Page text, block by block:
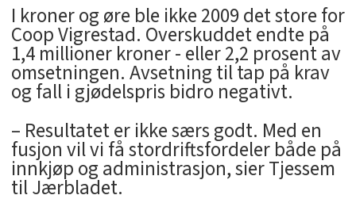
I kroner og øre ble ikke 2009 det store for
Coop Vigrestad. Overskuddet endte på
1,4 millioner kroner - eller 2,2 prosent av
omsetningen. Avsetning til tap på krav
og fall i gjødelspris bidro negativt.
– Resultatet er ikke særs godt. Med en
fusjon vil vi få stordriftsfordeler både på
innkjøp og administrasjon, sier Tjessem
til Jærbladet.